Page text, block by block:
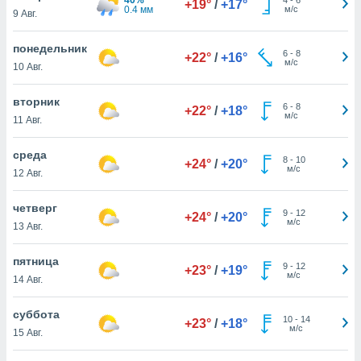
действия
рекламу
нашей
cookie
cookie
в
нашего
9 Авг.
0.4 мм
+19° / +17°
м/с
понедельник
10 Авг.
+22° / +16° 6- 8
м/с
вторник
11 Авг.
+22° / +18° 6- 8
м/с
среда
12 Авг.
+24° / +20° 8- 10
м/с
четверг
13 Авг.
+24° / +20° 9- 12
м/с
пятница
14 Авг.
+23° / +19° 9- 12
м/с
суббота
15 Авг.
+23° / +18° 10- 14
м/с